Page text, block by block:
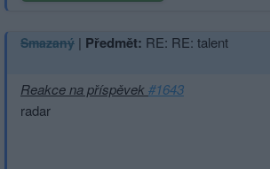
Smazaný | Předmět: RE: RE: talent
Reakce na příspěvek#1643
radar